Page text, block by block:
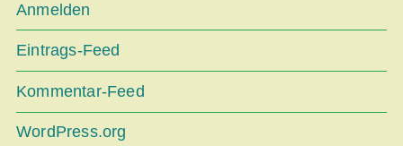
Anmelden
Eintrags-Feed
Kommentar-Feed
WordPress.org